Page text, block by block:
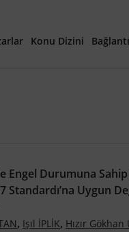
Sayısı
Konu Dizini
Engel Durumuna
Standardı’na Uygun
, Işıl İPLİK, Hızır Gökhan